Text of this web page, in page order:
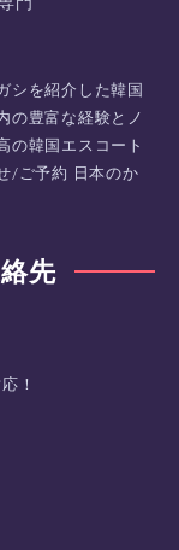
シを紹介した韓国
の豊富な経験とノ
の韓国エスコート
/ご予約 日本のか
先
！